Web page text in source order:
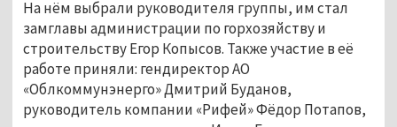
На нём выбрали руководителя группы, им стал
замглавы администрации по горхозяйству и
строительству Егор Копысов. Также участие в её
работе приняли: гендиректор АО
«Облкоммунэнерго» Дмитрий Буданов,
руководитель компании «Рифей» Фёдор Потапов,